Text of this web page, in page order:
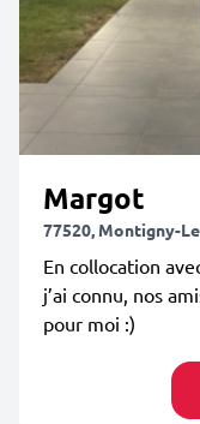
Margot
77520, Montigny-
En collocation
j’ai connu, nos
pour moi :)